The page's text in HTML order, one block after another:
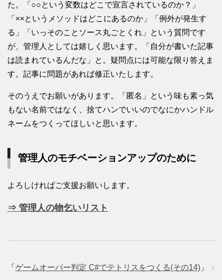
た。「○○という変数はどこで宣言されているのか？」
「××というメソッドはどこにあるのか」「例外が発生す
る」「いっそのことソース丸ごとくれ」という質問です
が、管理人としては嬉しく思います。「自分が書いた記事
は読まれているんだな」と。疑問点には可能な限り答えま
す。記事に問題があれば修正いたします。
そのうえでお願いがあります。「匿名」という味も素っ気
もない名前ではなく、捨てハンでいいのでなにかハンドル
ネームをつくってほしいと思います。
管理人のモチベーションアップのために
よろしければご支援お願いします。
⇒ 管理人の物乞いリスト
「 ゲームオーバー判定 C#でテトリスをつくる(その14) 」